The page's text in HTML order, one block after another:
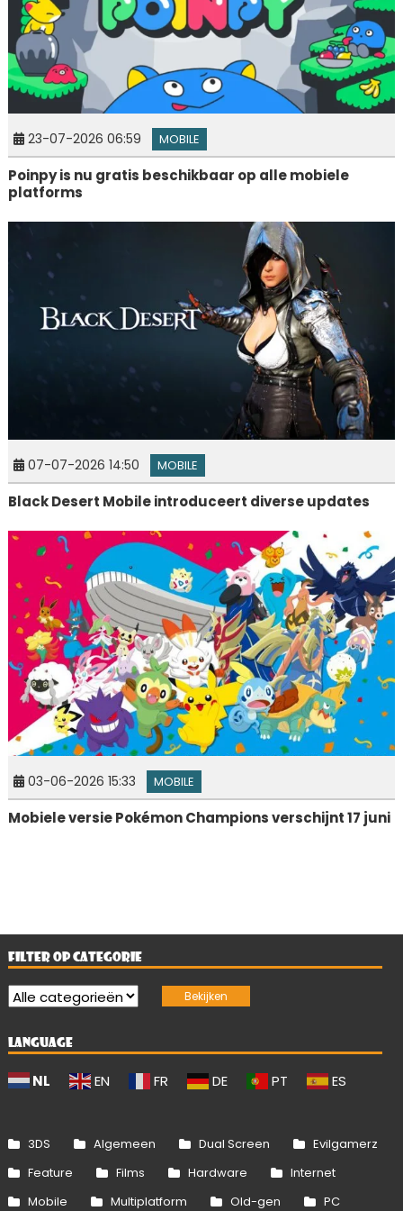
23-07-2026 06:59 MOBILE
Poinpy is nu gratis beschikbaar op alle mobiele
platforms
07-07-2026 14:50 MOBILE
Black Desert Mobile introduceert diverse updates
03-06-2026 15:33 MOBILE
Mobiele versie Pokémon Champions verschijnt 17 juni
FILTER OP CATEGORIE
LANGUAGE
NL EN FR DE PT ES
3DS Algemeen Dual Screen
Evilgamerz
Feature
Films Hardware
Internet
Mobile
Multiplatform Old-gen PC